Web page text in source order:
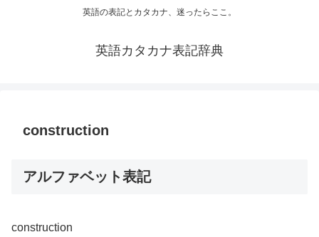
英語の表記とカタカナ、迷ったらここ。
英語カタカナ表記辞典
construction
アルファベット表記
construction